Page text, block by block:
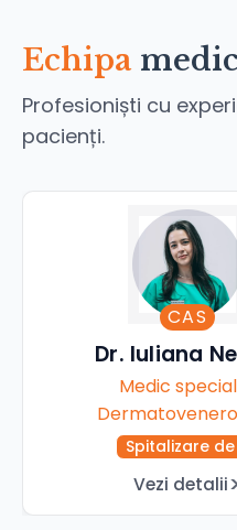
Echipa
Profesioniști cu
pacienți.
CAS
Dr. Iuliana
Medic
Spitalizare de
Vezi detalii